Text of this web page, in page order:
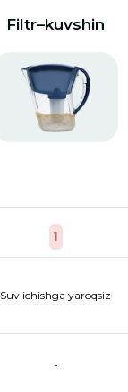
Filtr–kuvshin
1
Suv ichishga yaroqsiz
-